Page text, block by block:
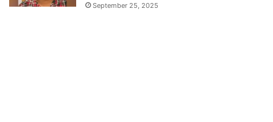
September 25, 2025